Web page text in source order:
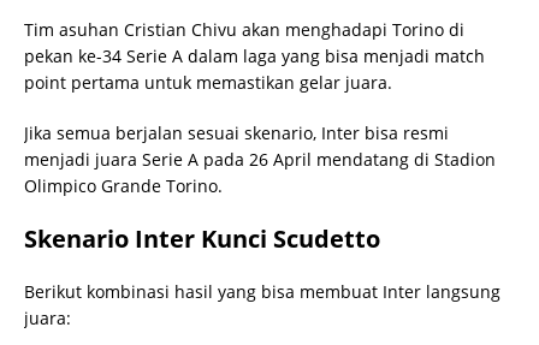
Tim asuhan Cristian Chivu akan menghadapi Torino di
pekan ke-34 Serie A dalam laga yang bisa menjadi match
point pertama untuk memastikan gelar juara.
Jika semua berjalan sesuai skenario, Inter bisa resmi
menjadi juara Serie A pada 26 April mendatang di Stadion
Olimpico Grande Torino.
Skenario Inter Kunci Scudetto
Berikut kombinasi hasil yang bisa membuat Inter langsung
juara: